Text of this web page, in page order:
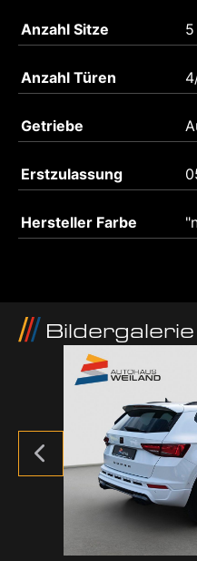
Anzahl Sitze 5
Anzahl Türen
Getriebe
Erstzulassung
Hersteller Farbe
Bildergalerie